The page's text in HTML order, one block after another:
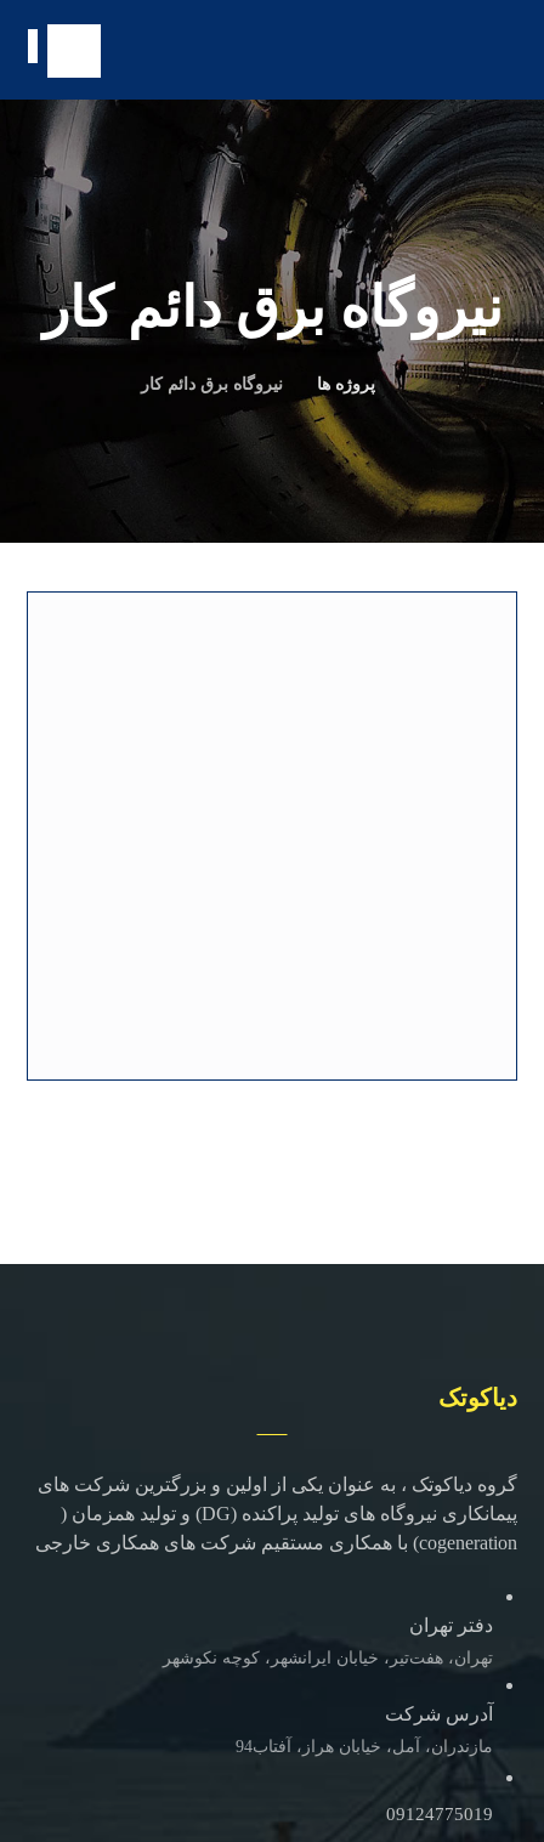
نیروگاه برق دائم کار
پروژه ها نیروگاه برق دائم کار
دیاکوتک
گروه دیاکوتک ، به عنوان یکی از اولین و بزرگترین شرکت های
پیمانکاری نیروگاه های تولید پراکنده (DG) و تولید همزمان (
cogeneration) با همکاری مستقیم شرکت های همکاری خارجی
دفتر تهران
تهران، هفت‌تیر، خیابان ایرانشهر، کوچه نکوشهر
آدرس شرکت
مازندران، آمل، خیابان هراز، آفتاب94
09124775019